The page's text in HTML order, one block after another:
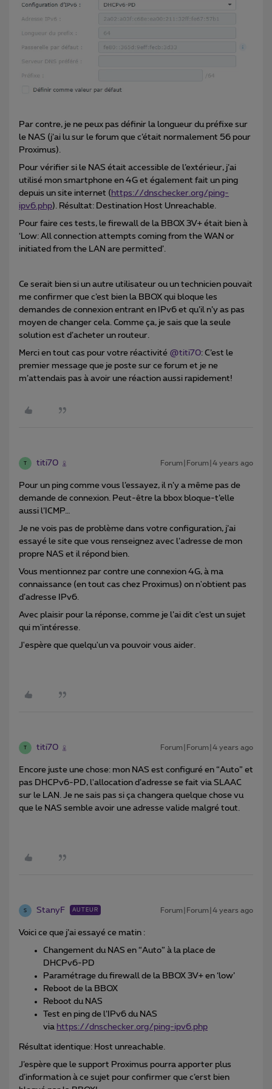
Par contre, je ne peux pas définir la longueur du préfixe sur
le NAS (j’ai lu sur le forum que c’était normalement 56 pour
Proximus).
Pour vérifier si le NAS était accessible de l’extérieur, j’ai
utilisé mon smartphone en 4G et également fait un ping
depuis un site internet ( https://dnschecker.org/ping-
ipv6.php). Résultat: Destination Host Unreachable.
Pour faire ces tests, le firewall de la BBOX 3V+ était bien à
‘Low: All connection attempts coming from the WAN or
initiated from the LAN are permitted’.
Ce serait bien si un autre utilisateur ou un technicien pouvait
me confirmer que c’est bien la BBOX qui bloque les
demandes de connexion entrant en IPv6 et qu’il n’y as pas
moyen de changer cela. Comme ça, je sais que la seule
solution est d’acheter un routeur.
Merci en tout cas pour votre réactivité @titi70: C’est le
premier message que je poste sur ce forum et je ne
m’attendais pas à avoir une réaction aussi rapidement!
titi70 Forum|Forum|4 years ago
Pour un ping comme vous l’essayez, il n’y a même pas de
demande de connexion. Peut-être la bbox bloque-t’elle
aussi l’ICMP…
Je ne vois pas de problème dans votre configuration, j’ai
essayé le site que vous renseignez avec l’adresse de mon
propre NAS et il répond bien.
Vous mentionnez par contre une connexion 4G, à ma
connaissance (en tout cas chez Proximus) on n'obtient pas
d’adresse IPv6.
Avec plaisir pour la réponse, comme je l’ai dit c’est un sujet
qui m'intéresse.
J'espère que quelqu'un va pouvoir vous aider.
titi70 Forum|Forum|4 years ago
Encore juste une chose: mon NAS est configuré en “Auto” et
pas DHCPv6-PD, l'allocation d’adresse se fait via SLAAC
sur le LAN. Je ne sais pas si ça changera quelque chose vu
que le NAS semble avoir une adresse valide malgré tout.
S StanyF AUTEUR Forum|Forum|4 years ago
Voici ce que j’ai essayé ce matin :
Changement du NAS en “Auto” à la place de
DHCPv6-PD
Paramétrage du firewall de la BBOX 3V+ en ‘low’
Reboot de la BBOX
Reboot du NAS
Test en ping de l’IPv6 du NAS
via https://dnschecker.org/ping-ipv6.php
Résultat identique: Host unreachable.
J’espère que le support Proximus pourra apporter plus
d’information à ce sujet pour confirmer que c’erst bien